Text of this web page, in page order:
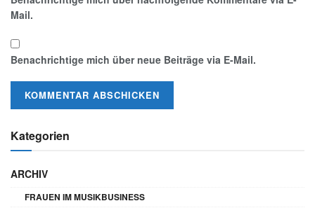
Mail.
Benachrichtige mich über neue Beiträge via E-Mail.
Kategorien
ARCHIV
FRAUEN IM MUSIKBUSINESS